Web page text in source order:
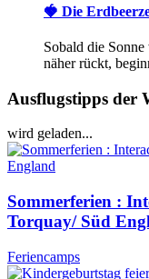
🍓 Die
Sobald die
näher rückt,
Ausflugstipps der
wird geladen...
Sommerferien :
Torquay/ Süd
Feriencamps